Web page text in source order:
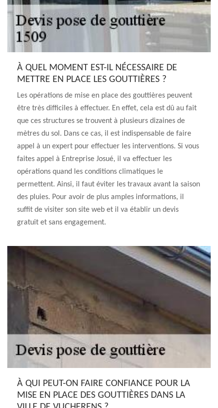
À QUEL MOMENT EST-IL NÉCESSAIRE DE
METTRE EN PLACE LES GOUTTIÈRES ?
Les opérations de mise en place des gouttières peuvent
être très difficiles à effectuer. En effet, cela est dû au fait
que ces structures se trouvent à plusieurs dizaines de
mètres du sol. Dans ce cas, il est indispensable de faire
appel à un expert pour effectuer les interventions. Si vous
faites appel à Entreprise Josué, il va effectuer les
opérations quand les conditions climatiques le
permettent. Ainsi, il faut éviter les travaux avant la saison
des pluies. Pour avoir de plus amples informations, il
suffit de visiter son site web et il va établir un devis
gratuit et sans engagement.
À QUI PEUT-ON FAIRE CONFIANCE POUR LA
MISE EN PLACE DES GOUTTIÈRES DANS LA